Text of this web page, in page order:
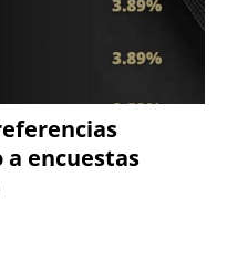
encuestas